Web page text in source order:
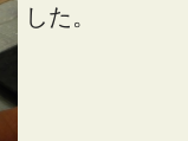
した。